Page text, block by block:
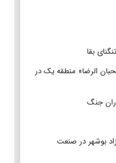
بقا
الرضا» منطقه یک در
جنگ
بوشهر در صنعت